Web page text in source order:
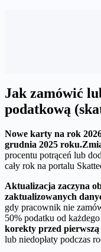
Jak zamówić
podatkową
Nowe karty na rok
grudnia 2025 roku.
procentu potrąceń lub
cały rok na portalu
Aktualizacja zaczyna
zaktualizowanych
gdy pracownik nie
50% podatku od
korekty przed
lub niedopłaty podczas